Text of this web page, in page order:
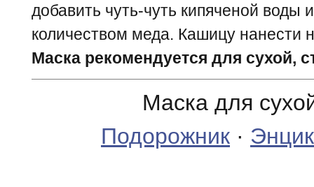
добавить чуть-чуть кипяченой
количеством меда. Кашицу нанести
Маска рекомендуется для сухой,
Маска для
Подорожник ·